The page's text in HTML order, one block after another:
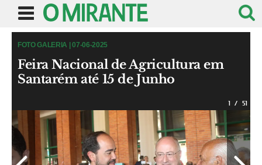
FOTO GALERIA | 07-06-2025
Feira Nacional de Agricultura em
Santarém até 15 de Junho
1 / 51